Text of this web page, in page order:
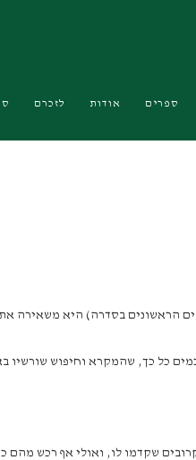
ספרים אודות לזכרם
כל כך, שהמקרא וחיפוש שורשיו
שקדמו לו, ואולי אף רכש מהם כמה